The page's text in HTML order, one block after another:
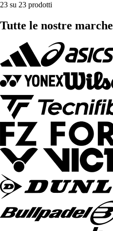
23 su 23 prodotti
Tutte le nostre marche